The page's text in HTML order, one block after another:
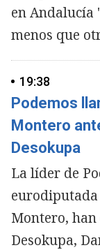
en Andalucía
menos que
19:38
Podemos
Montero
Desokupa
La líder de
Montero,
Desokupa,